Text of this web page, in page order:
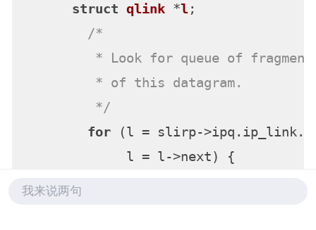
struct qlink *l;
/*
* Look for queue of
         * of this datagram.
         */
for (l = slirp-
             l = l->next) {
            fp = container_of(l,
我来说两句